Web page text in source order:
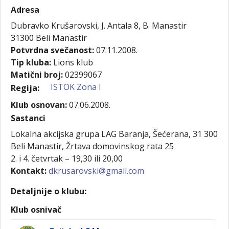
Adresa
Dubravko Krušarovski, J. Antala 8, B. Manastir
31300 Beli Manastir
Potvrdna svečanost:07.11.2008.
Tip kluba: Lions klub
Matični broj:02399067
Regija:
ISTOK Zona I
Klub osnovan:07.06.2008.
Sastanci
Lokalna akcijska grupa LAG Baranja, Šećerana, 31 300
Beli Manastir, Žrtava domovinskog rata 25
2. i 4. četvrtak – 19,30 ili 20,00
Kontakt:dkrusarovski@gmail.com
Detaljnije o klubu:
Klub osnivač